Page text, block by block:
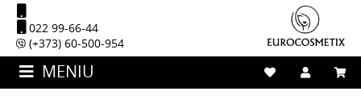
022 99-66-44
(+373) 60-500-954
MENIU